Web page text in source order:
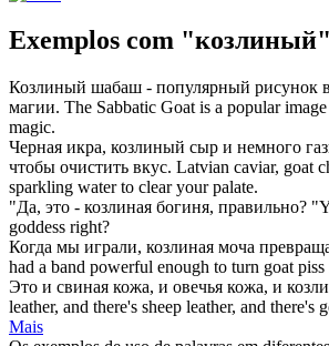
Exemplos com "козлиный"
Козлиный шабаш - популярный рисунок
магии. The Sabbatic Goat is a popular
magic.
Черная икра, козлиный сыр и немного
чтобы очистить вкус. Latvian caviar, goat
sparkling water to clear your palate.
"Да, это - козлиная богиня, правильно?
goddess right?
Когда мы играли, козлиная моча
had a band powerful enough to turn goat piss
Это и свиная кожа, и овечья кожа, и
leather, and there's sheep leather, and there's
Mais